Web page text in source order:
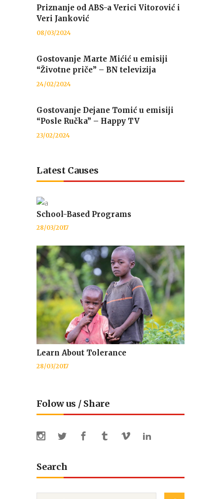
Priznanje od ABS-a Verici Vitorović i
Veri Janković
08/03/2024
Gostovanje Marte Mićić u emisiji
“Životne priče” – BN televizija
24/02/2024
Gostovanje Dejane Tomić u emisiji
“Posle Ručka” – Happy TV
23/02/2024
Latest Causes
School-Based Programs
28/03/2017
Learn About Tolerance
28/03/2017
Folow us / Share
Search